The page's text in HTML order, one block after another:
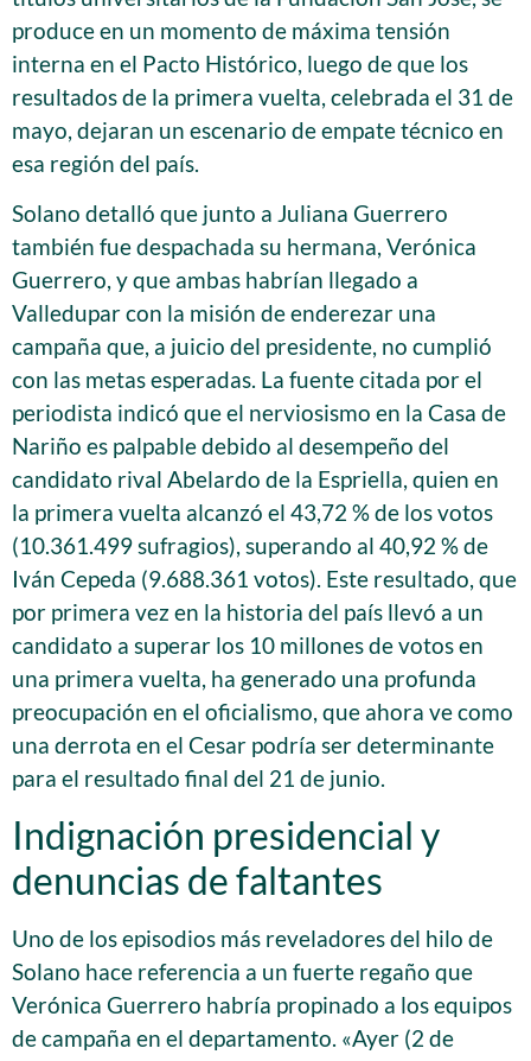
produce en un momento de máxima tensión
interna en el Pacto Histórico, luego de que los
resultados de la primera vuelta, celebrada el 31 de
mayo, dejaran un escenario de empate técnico en
esa región del país.
Solano detalló que junto a Juliana Guerrero
también fue despachada su hermana, Verónica
Guerrero, y que ambas habrían llegado a
Valledupar con la misión de enderezar una
campaña que, a juicio del presidente, no cumplió
con las metas esperadas. La fuente citada por el
periodista indicó que el nerviosismo en la Casa de
Nariño es palpable debido al desempeño del
candidato rival Abelardo de la Espriella, quien en
la primera vuelta alcanzó el 43,72 % de los votos
(10.361.499 sufragios), superando al 40,92 % de
Iván Cepeda (9.688.361 votos). Este resultado, que
por primera vez en la historia del país llevó a un
candidato a superar los 10 millones de votos en
una primera vuelta, ha generado una profunda
preocupación en el oficialismo, que ahora ve como
una derrota en el Cesar podría ser determinante
para el resultado final del 21 de junio.
Indignación presidencial y
denuncias de faltantes
Uno de los episodios más reveladores del hilo de
Solano hace referencia a un fuerte regaño que
Verónica Guerrero habría propinado a los equipos
de campaña en el departamento. «Ayer (2 de